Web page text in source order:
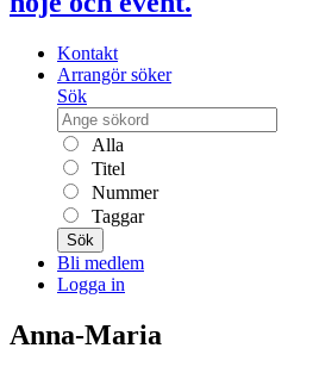
Kontakt
Arrangör söker
Sök
Alla
Titel
Nummer
Taggar
Sök
Bli medlem
Logga in
Anna-Maria